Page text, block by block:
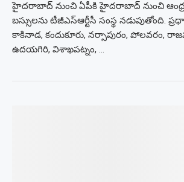
హైదరాబాద్ నుంచి ఏపీకి హైదరాబాద్ నుంచి
బస్సులను టీజీఎస్ఆర్టీసీ సంస్థ నడుపుతోంది.
కాకినాడ, కందుకూరు, నర్సాపురం, పోలవరం,
ఉదయగిరి, విశాఖపట్నం, …